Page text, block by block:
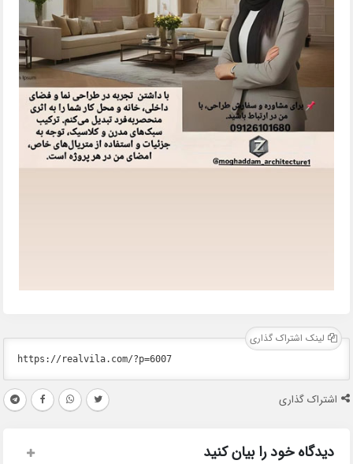
لینک اشتراک گذاری
اشتراک گذاری
دیدگاه خود را بیان کنید